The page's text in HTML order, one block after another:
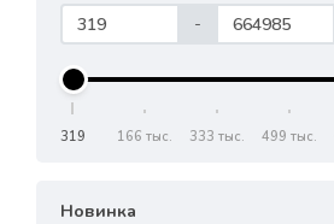
-
319 166 тыс. 333 тыс. 499 тыс.
Новинка